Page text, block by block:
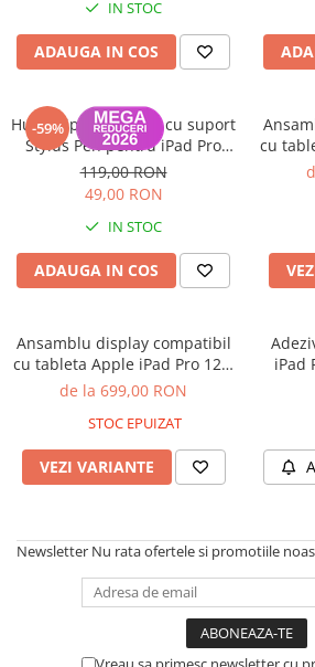
A1370 (11” 2010-2011)
A1465 (11” 2012-2015)
A1466 (13” 2012-2017)
A2179 (13” 2020)
A2337 (M1 13” 2020)
A2681 (M2 13” 2022)
A2941 (M2 15” 2023)
A3113 (M3 13” 2024)
A3240 (M4 13” 2025)
MacBook Pro
A1286 (Unibody 15” 2008-2012)
A1297 (Unibody 17” 2009-2011)
A1342 (Unibody 13” 2009-2010)
A1534 (Retina 12” 2015-2017)
iPhone 16 Pro Max
iPhone 17 Pro
IN STOC
ADAUGA IN COS
-59%
Husa Flip Magnetica cu suport
Stylus Pen pentru iPad Pro
12,9 Inch 2020 Albastru
119,00 RON
49,00 RON
IN STOC
ADAUGA IN COS
cu
Ansamblu display compatibil
cu tableta Apple iPad Pro 12.9
inch Generatia 3 2018,
A2014, A1895, A1983 - Nou
Compatibil
de la 699,00 RON
STOC EPUIZAT
VEZI VARIANTE
iPad
iPad
Newsletter Nu rata ofertele si promotiile